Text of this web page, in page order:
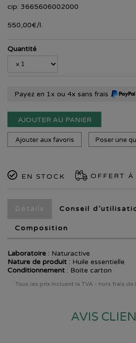
cip: 3665606002000
550,00€/l.
Quantité
Payez en 1x ou 4x sans frais
AJOUTER AU PANIER
Ajouter aux favoris Poser une
EN STOCK OFFERT
Conseil
Composition
Laboratoire : Naturactive
Nature de produit : Huile essentielle
Conditionnement : Boite carton
Tous les prix incluent la TVA - hors frais de
AVIS